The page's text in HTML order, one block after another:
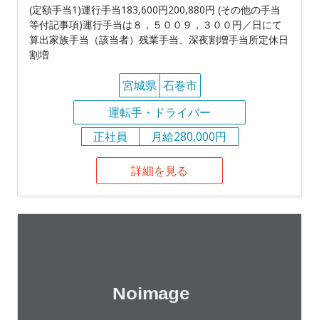
(定額手当1)運行手当183,600円200,880円 (その他の手当
等付記事項)運行手当は８，５００９，３００円／日にて
算出家族手当（該当者）残業手当、深夜割増手当所定休日
割増
宮城県 石巻市
運転手・ドライバー
正社員
月給280,000円
詳細を見る